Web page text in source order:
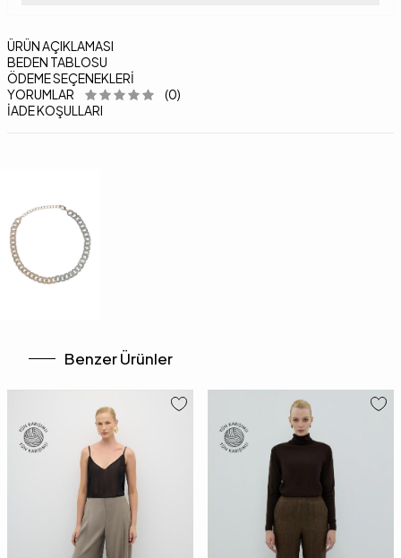
ÜRÜN AÇIKLAMASI
BEDEN TABLOSU
ÖDEME SEÇENEKLERI
YORUMLAR
(0)
İADE KOŞULLARI
Benzer Ürünler